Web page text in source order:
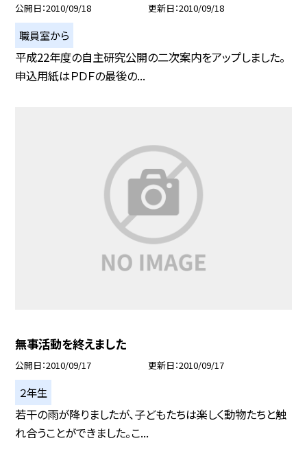
公開日 2010/09/18 更新日 2010/09/18
職員室から
平成22年度の自主研究公開の二次案内をアップしました。
申込用紙はＰＤＦの最後の...
無事活動を終えました
公開日 2010/09/17 更新日 2010/09/17
２年生
若干の雨が降りましたが、子どもたちは楽しく動物たちと触
れ合うことができました。こ...